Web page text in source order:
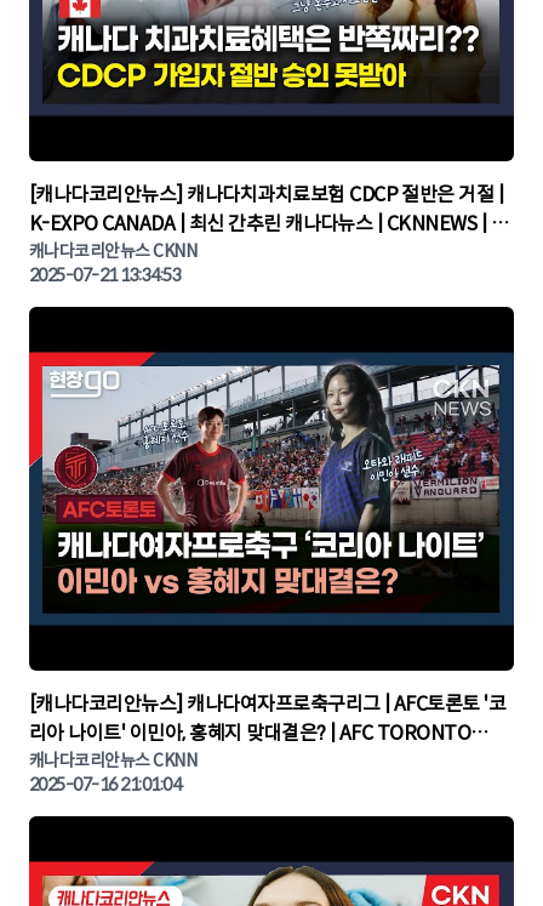
▶
[캐나다코리안뉴스] 캐나다치과치료보험 CDCP 절반은 거절 |
K-EXPO CANADA | 최신 간추린 캐나다뉴스 | CKNNEWS | 캐
나다뉴스 | 토론토뉴스
캐나다코리안뉴스 CKNN
2025-07-21 13:34:53
▶
[캐나다코리안뉴스] 캐나다여자프로축구리그 | AFC토론토 '코
리아 나이트' 이민아, 홍혜지 맞대결은? | AFC TORONTO
KOREA NIGHT | 캐나다뉴스 | 토론토뉴스
캐나다코리안뉴스 CKNN
2025-07-16 21:01:04